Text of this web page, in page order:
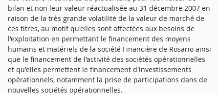
bilan et non leur valeur réactualisée au 31 décembre 2007 en
raison de la très grande volatilité de la valeur de marché de
ces titres, au motif qu'elles sont affectées aux besoins de
l'exploitation en permettant le financement des moyens
humains et matériels de la société Financière de Rosario ainsi
que le financement de l'activité des sociétés opérationnelles
et qu'elles permettent le financement d'investissements
opérationnels, notamment la prise de participations dans de
nouvelles sociétés opérationnelles.